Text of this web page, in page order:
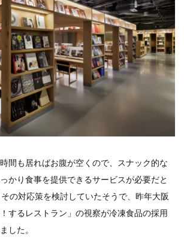
間も居ればお腹が空くので、スナック的な
かり食事を提供できるサービスが必要だと
の対応策を検討していたそうで、昨年大阪
するレストラン」の視察が冷凍食品の採用
した。